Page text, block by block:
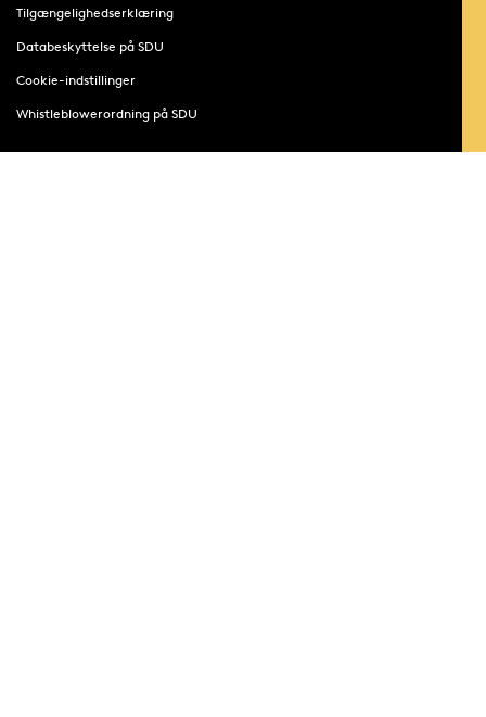
Tilgængelighedserklæring
Databeskyttelse på SDU
Cookie-indstillinger
Whistleblowerordning på SDU